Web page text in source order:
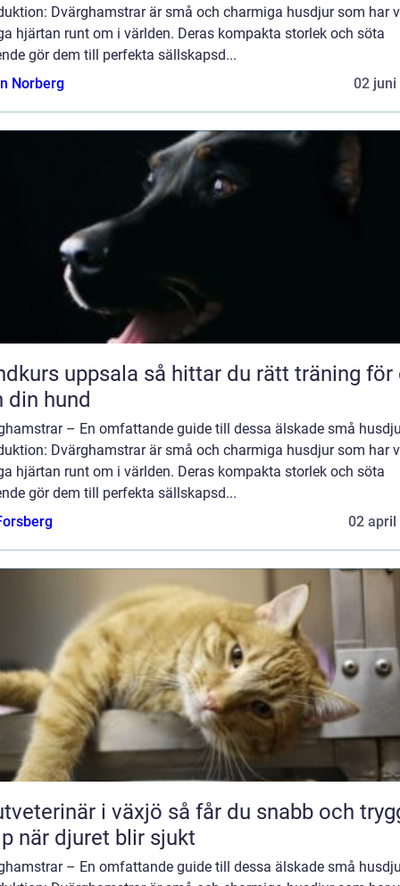
Dvärghamstrar är små och charmiga husdjur som har
hjärtan runt om i världen. Deras kompakta storlek och söta
gör dem till perfekta sällskapsd...
Norberg
02 juni
så hittar du rätt träning för dig
din hund
– En omfattande guide till dessa älskade små
Dvärghamstrar är små och charmiga husdjur som har
hjärtan runt om i världen. Deras kompakta storlek och söta
gör dem till perfekta sällskapsd...
02 april
i växjö så får du snabb och trygg
när djuret blir sjukt
– En omfattande guide till dessa älskade små